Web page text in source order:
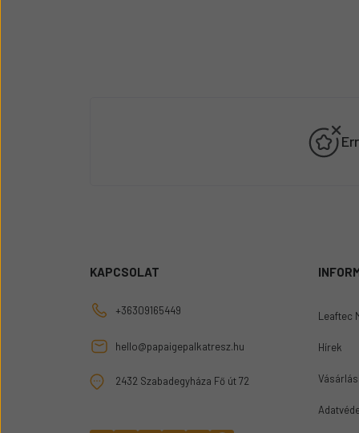
KAPCSOLAT
+36309165449
hello@papaigepalkatresz.hu
2432 Szabadegyháza Fő út 72
Leaftec
Hírek